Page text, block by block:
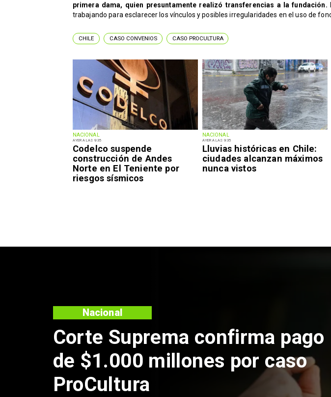
NACIONAL
AYER A LAS 9:35
Codelco suspende
construcción de Andes
Norte en El Teniente por
riesgos sísmicos
NACIONAL
AYER A LAS 9:35
Lluvias históricas en Chile:
ciudades alcanzan máximos
nunca vistos
primera dama, quien presuntamente realizó transferencias a la fundación.
trabajando para esclarecer los vínculos y posibles irregularidades en el uso de
CHILE CASO CONVENIOS CASO PROCULTURA
de
por